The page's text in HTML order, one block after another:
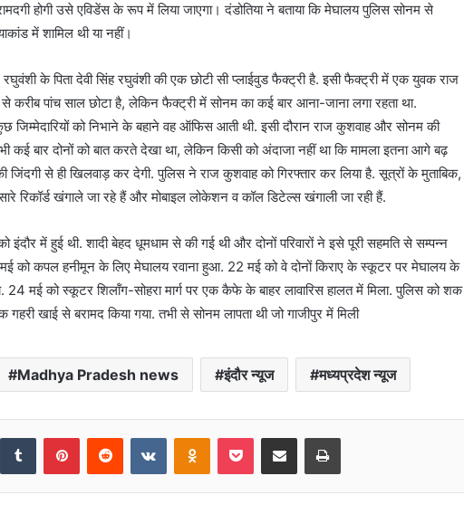
होगी उसे एविडेंस के रूप में लिया जाएगा। दंडोतिया ने बताया कि मेघालय पुलिस सोनम से
में शामिल थी या नहीं।
रघुवंशी के पिता देवी सिंह रघुवंशी की एक छोटी सी प्लाईवुड फैक्ट्री है. इसी फैक्ट्री में एक युवक राज
करीब पांच साल छोटा है, लेकिन फैक्ट्री में सोनम का कई बार आना-जाना लगा रहता था.
को निभाने के बहाने वह ऑफिस आती थी. इसी दौरान राज कुशवाह और सोनम की
कई बार दोनों को बात करते देखा था, लेकिन किसी को अंदाजा नहीं था कि मामला इतना आगे बढ़
जिंदगी से ही खिलवाड़ कर देगी. पुलिस ने राज कुशवाह को गिरफ्तार कर लिया है. सूत्रों के मुताबिक,
रिकॉर्ड खंगाले जा रहे हैं और मोबाइल लोकेशन व कॉल डिटेल्स खंगाली जा रही हैं.
इंदौर में हुई थी. शादी बेहद धूमधाम से की गई थी और दोनों परिवारों ने इसे पूरी सहमति से सम्पन्न
मई को कपल हनीमून के लिए मेघालय रवाना हुआ. 22 मई को वे दोनों किराए के स्कूटर पर मेघालय के
24 मई को स्कूटर शिलॉंग-सोहरा मार्ग पर एक कैफे के बाहर लावारिस हालत में मिला. पुलिस को शक
खाई से बरामद किया गया. तभी से सोनम लापता थी जो गाजीपुर में मिली
Madhya Pradesh news इंदौर न्यूज मध्यप्रदेश न्यूज
Tumblr PinterestReddit VKontakteOdnoklassniki
Pocket Share via Email Print